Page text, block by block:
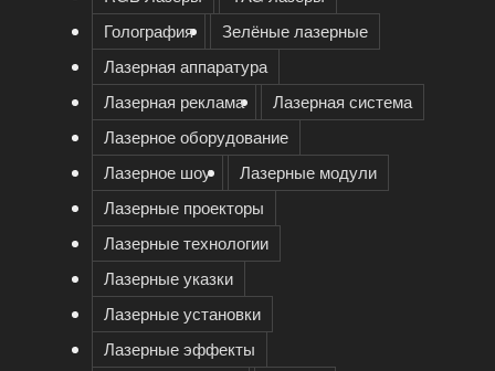
Голография
Зелёные лазерные
Лазерная аппаратура
Лазерная реклама
Лазерная система
Лазерное оборудование
Лазерное шоу
Лазерные модули
Лазерные проекторы
Лазерные технологии
Лазерные указки
Лазерные установки
Лазерные эффекты